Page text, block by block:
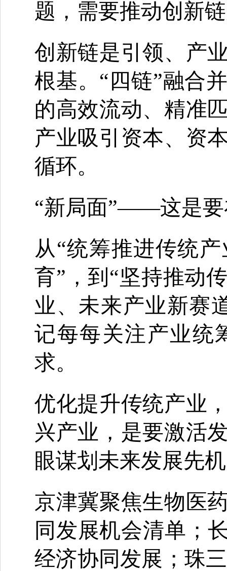
题，需要推动创新
创新链是引领、产
根基。“四链”融合
的高效流动、精准
产业吸引资本、资
循环。
“新局面”——这是要
从“统筹推进传统
育”，到“坚持推动
业、未来产业新赛
记每每关注产业统
求。
优化提升传统产业
兴产业，是要激活
眼谋划未来发展先
京津冀聚焦生物医
同发展机会清单；
经济协同发展；珠